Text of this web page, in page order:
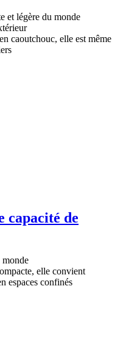
et légère du monde
caoutchouc, elle est même
de
elle convient
espaces confinés